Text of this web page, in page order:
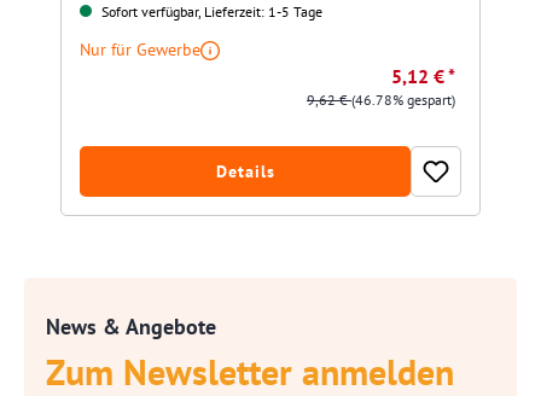
Sofort verfügbar, Lieferzeit: 1-5 Tage
Nur für Gewerbe
5,12 € *
9,62 €(46.78% gespart)
Details
News & Angebote
Zum Newsletter anmelden